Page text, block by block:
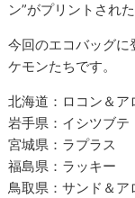
ン”がプリントされ
今回のエコバッグに
ケモンたちです。
北海道：ロコン＆ア
岩手県：イシツブテ
宮城県：ラプラス
福島県：ラッキー
鳥取県：サンド＆ア